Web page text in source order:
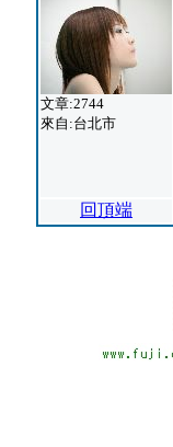
文章:2744
來自:台北市
回頂端